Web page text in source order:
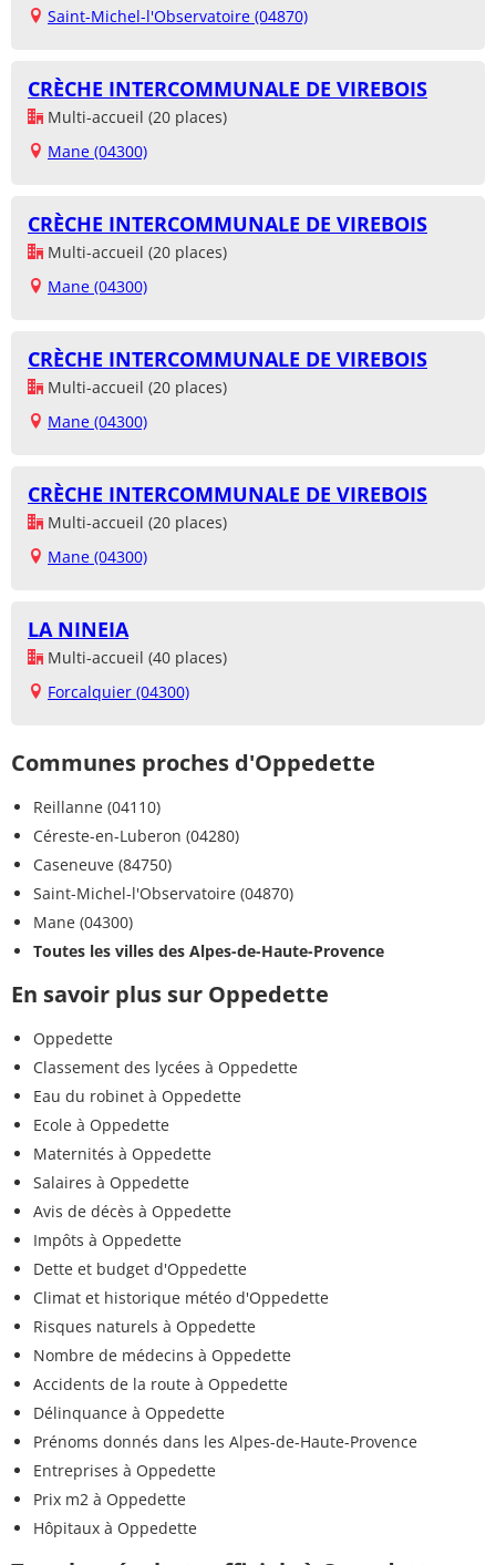
Saint-Michel-l'Observatoire (04870)
CRÈCHE INTERCOMMUNALE DE VIREBOIS
Multi-accueil (20 places)
Mane (04300)
CRÈCHE INTERCOMMUNALE DE VIREBOIS
Multi-accueil (20 places)
Mane (04300)
CRÈCHE INTERCOMMUNALE DE VIREBOIS
Multi-accueil (20 places)
Mane (04300)
CRÈCHE INTERCOMMUNALE DE VIREBOIS
Multi-accueil (20 places)
Mane (04300)
LA NINEIA
Multi-accueil (40 places)
Forcalquier (04300)
Communes proches d'Oppedette
Reillanne (04110)
Céreste-en-Luberon (04280)
Caseneuve (84750)
Saint-Michel-l'Observatoire (04870)
Mane (04300)
Toutes les villes des Alpes-de-Haute-Provence
En savoir plus sur Oppedette
Oppedette
Classement des lycées à Oppedette
Eau du robinet à Oppedette
Ecole à Oppedette
Maternités à Oppedette
Salaires à Oppedette
Avis de décès à Oppedette
Impôts à Oppedette
Dette et budget d'Oppedette
Climat et historique météo d'Oppedette
Risques naturels à Oppedette
Nombre de médecins à Oppedette
Accidents de la route à Oppedette
Délinquance à Oppedette
Prénoms donnés dans les Alpes-de-Haute-Provence
Entreprises à Oppedette
Prix m2 à Oppedette
Hôpitaux à Oppedette